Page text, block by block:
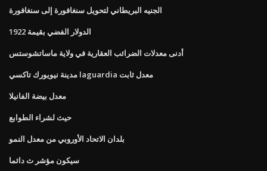
الجنيه البريطاني لتحويل سنغافورة إلى سنغافورة
الدولار الفضي بقيمة 1922
أدنى معدلات الضرائب العقارية في ولاية ماساتشوستس
مدينة نيويورك تاكسي laguardia معدل ثابت
معدل بيضة الفانيلا
حيث لشراء الطوابع
بلدان الاتحاد الأوروبي من معدل النمو
سيكون مؤشر ث دائما